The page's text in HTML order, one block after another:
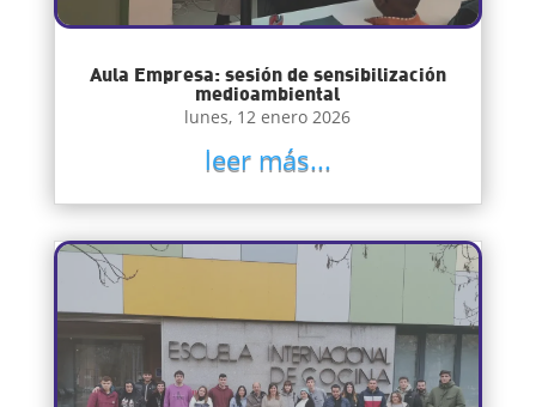
Aula Empresa: sesión de sensibilización
medioambiental
lunes, 12 enero 2026
leer más...